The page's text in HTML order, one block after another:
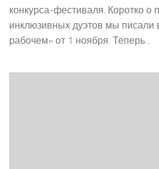
конкурса-­фестиваля. Коротко о
инклюзивных дуэтов мы писали
рабочем» от 1 ноября. Теперь...